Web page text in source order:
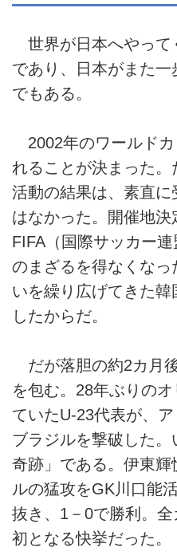
世界が日本へやって
であり、日本がまた
でもある。
2002年のワールドカ
れることが決まった
活動の結果は、素直
はなかった。開催地決
FIFA（国際サッカー
のまざるを得なくな
いを繰り広げてきた
したからだ。
だが落胆の約2カ月
を包む。28年ぶりの
ていたU-23代表が、
ブラジルを撃破した
奇跡」である。伊東
ルの猛攻をGK川口能
抜き、1－0で勝利。
初となる快挙だった。